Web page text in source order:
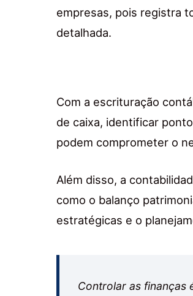
empresas, pois registra
detalhada.
Com a escrituração
de caixa, identificar
podem comprometer o
Além disso, a
como o balanço
estratégicas e o
Controlar as finanças